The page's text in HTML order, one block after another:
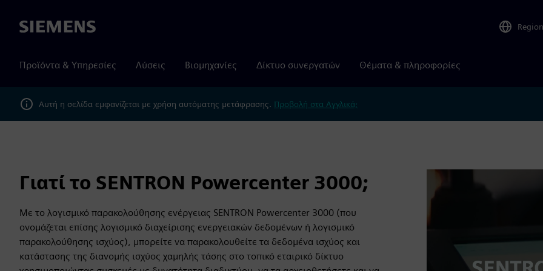
Siemens Region
Προϊόντα & Υπηρεσίες Λύσεις Βιομηχανίες Δίκτυο συνεργατών Θέματα & πληροφορίες
Αυτή η σελίδα εμφανίζεται με χρήση αυτόματης μετάφρασης. Προβολή στα Αγγλικά;
Γιατί το SENTRON Powercenter 3000;
Με το λογισμικό παρακολούθησης ενέργειας SENTRON Powercenter 3000 (που
ονομάζεται επίσης λογισμικό διαχείρισης ενεργειακών δεδομένων ή λογισμικό
παρακολούθησης ισχύος), μπορείτε να παρακολουθείτε τα δεδομένα ισχύος και
κατάστασης της διανομής ισχύος χαμηλής τάσης στο τοπικό εταιρικό δίκτυο